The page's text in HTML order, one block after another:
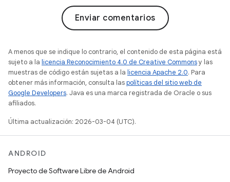
Enviar comentarios
A menos que se indique lo contrario, el contenido de esta página está
sujeto a la licencia Reconocimiento 4.0 de Creative Commonsy las
muestras de código están sujetas a la licencia Apache 2.0. Para
obtener más información, consulta laspolíticas del sitio web de
Google Developers. Java es una marca registrada de Oracle o sus
afiliados.
Última actualización: 2026-03-04 (UTC).
ANDROID
Proyecto de Software Libre de Android